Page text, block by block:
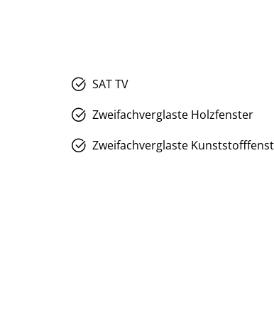
SAT TV
Zweifachverglaste Holzfenster
Zweifachverglaste